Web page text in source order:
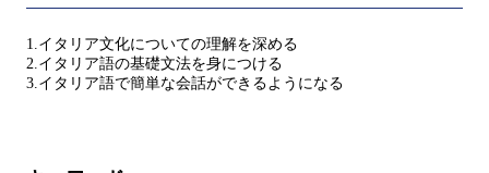
1.イタリア文化についての理解を深める
2.イタリア語の基礎文法を身につける
3.イタリア語で簡単な会話ができるようになる